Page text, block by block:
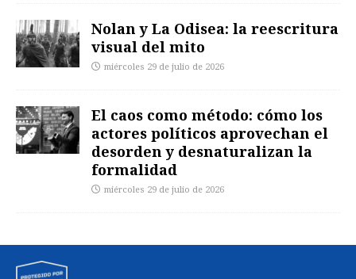
Nolan y La Odisea: la reescritura
visual del mito
miércoles 29 de julio de 2026
El caos como método: cómo los
actores políticos aprovechan el
desorden y desnaturalizan la
formalidad
miércoles 29 de julio de 2026